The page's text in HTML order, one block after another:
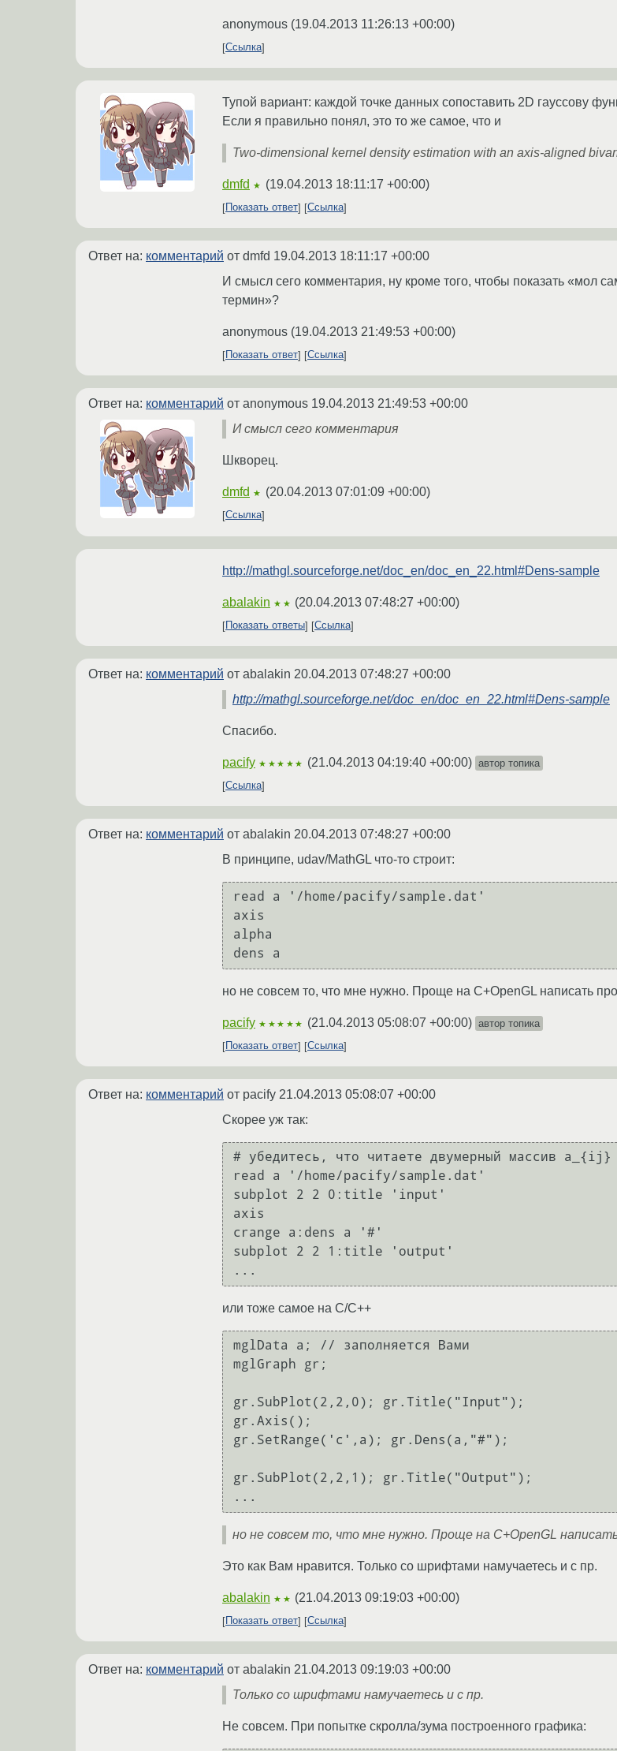
anonymous (19.04.2013 11:26:13 +00:00)
Ссылка
Тупой вариант: каждой точке данных сопоставить 2D гауссову
Если я правильно понял, это то же самое, что и
Two-dimensional kernel density estimation with an axis-aligned
dmfd ★ (19.04.2013 18:11:17 +00:00)
Показать ответ Ссылка
Ответ на: комментарий от dmfd 19.04.2013 18:11:17 +00:00
И смысл сего комментария, ну кроме того, чтобы показать «мол
термин»?
anonymous (19.04.2013 21:49:53 +00:00)
Показать ответ Ссылка
Ответ на: комментарий от anonymous 19.04.2013 21:49:53 +00:00
И смысл сего комментария
Шкворец.
dmfd ★ (20.04.2013 07:01:09 +00:00)
Ссылка
http://mathgl.sourceforge.net/doc_en/doc_en_22.html#Dens-sample
abalakin ★★ (20.04.2013 07:48:27 +00:00)
Показать ответы Ссылка
Ответ на: комментарий от abalakin 20.04.2013 07:48:27 +00:00
http://mathgl.sourceforge.net/doc_en/doc_en_22.html#Dens-sample
Спасибо.
pacify ★★★★★ (21.04.2013 04:19:40 +00:00) автор топика
Ссылка
Ответ на: комментарий от abalakin 20.04.2013 07:48:27 +00:00
В принципе, udav/MathGL что-то строит:
read a '/home/pacify/sample.dat'
axis
alpha
но не совсем то, что мне нужно. Проще на C+OpenGL написать
pacify ★★★★★ (21.04.2013 05:08:07 +00:00) автор топика
Показать ответ
Ссылка
Ответ на: комментарий от pacify 21.04.2013 05:08:07 +00:00
Скорее уж так:
# убедитесь, что читаете двумерный массив a_{ij}
read a '/home/pacify/sample.dat'
subplot 2 2 0:title 'input'
axis
crange a:dens a '#'
subplot 2 2 1:title 'output'
или тоже самое на C/C++
mglData a; // заполняется Вами
mglGraph gr;
gr.SubPlot(2,2,0); gr.Title("Input");
gr.Axis();
gr.SetRange('c',a); gr.Dens(a,"#");
gr.SubPlot(2,2,1); gr.Title("Output");
но не совсем то, что мне нужно. Проще на C+OpenGL
Это как Вам нравится. Только со шрифтами намучаетесь и с пр.
abalakin ★★ (21.04.2013 09:19:03 +00:00)
Показать ответ Ссылка
Ответ на: комментарий от abalakin 21.04.2013 09:19:03 +00:00
Только со шрифтами намучаетесь и с пр.
Не совсем. При попытке скролла/зума построенного графика: